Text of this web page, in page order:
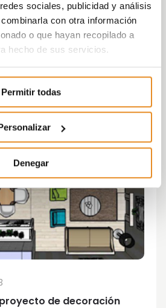
sociales, publicidad y análisis
con otra información
o que hayan recopilado a
hecho de sus servicios.
Permitir todas
Denegar
de decoración